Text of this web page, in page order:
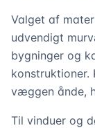
Valget af
udvendigt
bygninger og
konstruktioner.
væggen ånde,
Til vinduer og